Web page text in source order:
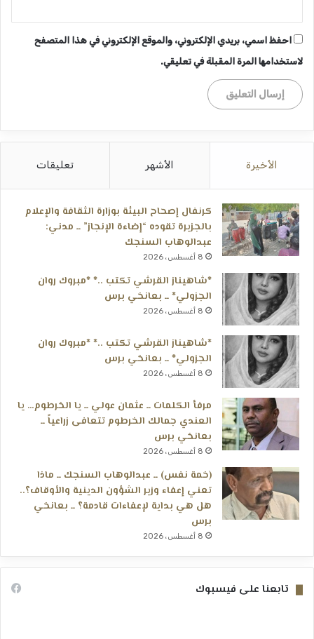
احفظ اسمي، بريدي الإلكتروني، والموقع الإلكتروني في هذا المتصفح
لاستخدامها المرة المقبلة في تعليقي.
الأخيرة الأشهر تعليقات
كرنفال إصحاح البيئة بوزارة الثقافة والإعلام
بالجزيرة تقوده “إضاءة الإنجاز” ــ مدني:
عبدالوهاب السنجك
8 أغسطس، 2026
*شاهيناز القرشي تكتب ..* *مبروك روان
الجزولي* ــ بعانخي برس
8 أغسطس، 2026
*شاهيناز القرشي تكتب ..* *مبروك روان
الجزولي* ــ بعانخي برس
8 أغسطس، 2026
مرفأ الكلمات ــ عثمان عولي ــ يا الخرطوم… يا
العندي جمالك الخرطوم تتعافى زراعياً ــ
بعانخي برس
8 أغسطس، 2026
(خمة نفس) ــ عبدالوهاب السنجك ــ ماذا
تعني إعفاء وزير الشؤون الدينية والأوقاف؟..
هل هي بداية لإعفاءات قادمة؟ ــ بعانخي
برس
8 أغسطس، 2026
تابعنا على فيسبوك